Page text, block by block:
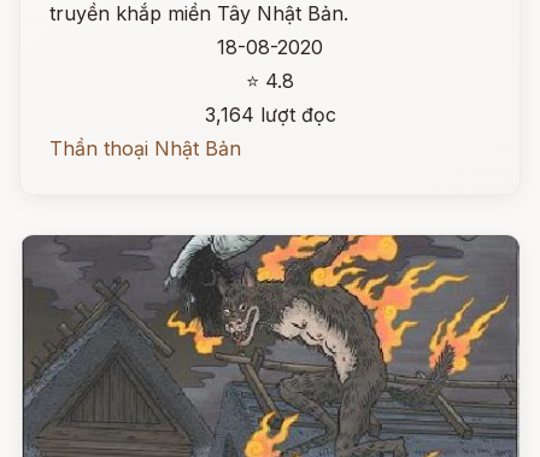
truyền khắp miền Tây Nhật Bản.
18-08-2020
⭐ 4.8
3,164 lượt đọc
Thần thoại Nhật Bản